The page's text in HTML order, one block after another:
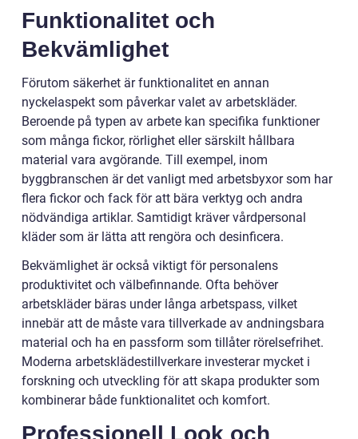
Funktionalitet och
Bekvämlighet
Förutom säkerhet är funktionalitet en annan
nyckelaspekt som påverkar valet av arbetskläder.
Beroende på typen av arbete kan specifika funktioner
som många fickor, rörlighet eller särskilt hållbara
material vara avgörande. Till exempel, inom
byggbranschen är det vanligt med arbetsbyxor som har
flera fickor och fack för att bära verktyg och andra
nödvändiga artiklar. Samtidigt kräver vårdpersonal
kläder som är lätta att rengöra och desinficera.
Bekvämlighet är också viktigt för personalens
produktivitet och välbefinnande. Ofta behöver
arbetskläder bäras under långa arbetspass, vilket
innebär att de måste vara tillverkade av andningsbara
material och ha en passform som tillåter rörelsefrihet.
Moderna arbetsklädestillverkare investerar mycket i
forskning och utveckling för att skapa produkter som
kombinerar både funktionalitet och komfort.